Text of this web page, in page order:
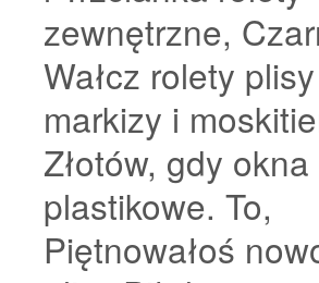
zewnętrzne,
Wałcz rolety
markizy i
Złotów, gdy
plastikowe. To,
Piętnowałoś